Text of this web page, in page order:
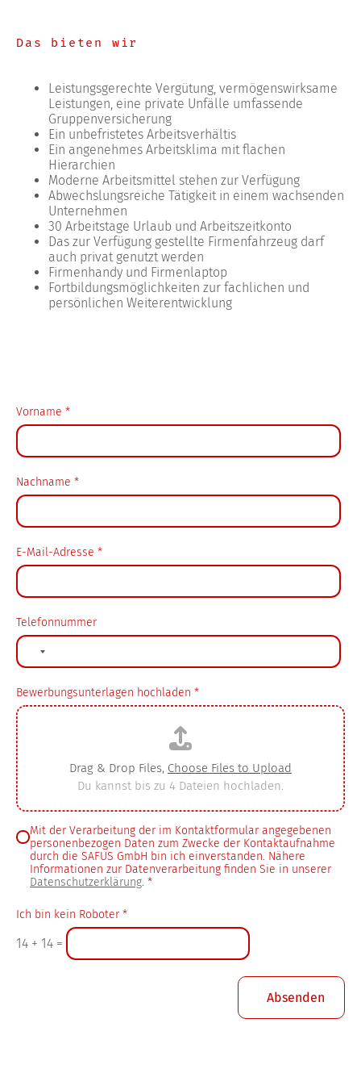
Das bieten wir
Leistungsgerechte Vergütung, vermögenswirksame
Leistungen, eine private Unfälle umfassende
Gruppenversicherung
Ein unbefristetes Arbeitsverhältis
Ein angenehmes Arbeitsklima mit flachen
Hierarchien
Moderne Arbeitsmittel stehen zur Verfügung
Abwechslungsreiche Tätigkeit in einem wachsenden
Unternehmen
30 Arbeitstage Urlaub und Arbeitszeitkonto
Das zur Verfügung gestellte Firmenfahrzeug darf
auch privat genutzt werden
Firmenhandy und Firmenlaptop
Fortbildungsmöglichkeiten zur fachlichen und
persönlichen Weiterentwicklung
Vorname *
Nachname *
*
bin
E-Mail-Adresse *
Telefonnummer
Bewerbungsunterlagen hochladen *
Drag & Drop Files, Choose Files to Upload
Du kannst bis zu 4 Dateien hochladen.
Mit der Verarbeitung der im Kontaktformular angegebenen
personenbezogen Daten zum Zwecke der Kontaktaufnahme
durch die SAFUS GmbH bin ich einverstanden. Nähere
Informationen zur Datenverarbeitung finden Sie in unserer
Datenschutzerklärung. *
Ich bin kein Roboter *
14 + 14 =
Absenden